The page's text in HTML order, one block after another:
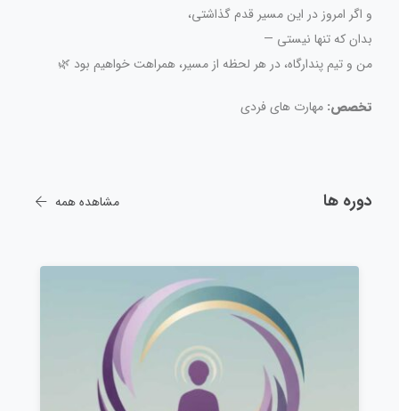
و اگر امروز در این مسیر قدم گذاشتی،
بدان که تنها نیستی —
من و تیم پندارگاه، در هر لحظه از مسیر، همراهت خواهیم بود 🌿
تخصص: مهارت های فردی
دوره ها مشاهده همه